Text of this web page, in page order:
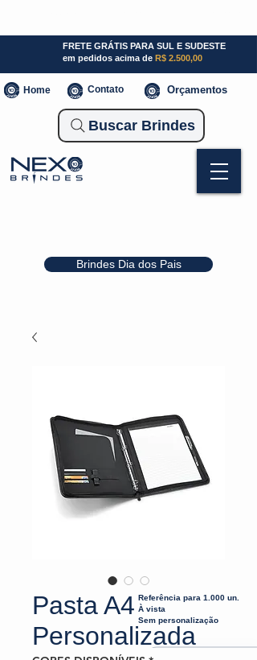
Brindes Dia dos Pais
FRETE GRÁTIS PARA SUL E SUDESTE
em pedidos acima de R$ 2.500,00
Home Contato Orçamentos
Buscar Brindes
Pasta A4
Personalizada
Referência para 1.000 un.
À vista
Sem personalização